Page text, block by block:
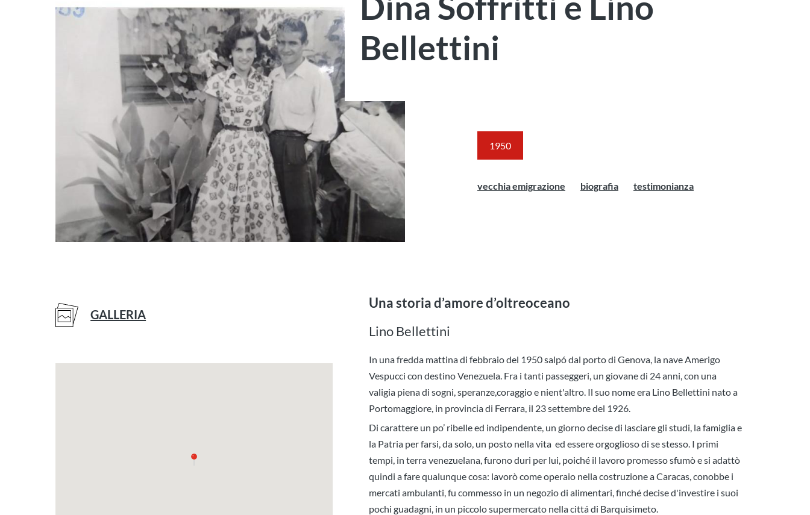
Bellettini
1950
vecchia emigrazione biografia testimonianza
GALLERIA
Una storia d’amore d’oltreoceano
Lino Bellettini
In una fredda mattina di febbraio del 1950 salpó dal porto di Genova, la nave Amerigo
Vespucci con destino Venezuela. Fra i tanti passeggeri, un giovane di 24 anni, con una
valigia piena di sogni, speranze,coraggio e nient'altro. Il suo nome era Lino Bellettini nato a
Portomaggiore, in provincia di Ferrara, il 23 settembre del 1926.
Di carattere un po’ ribelle ed indipendente, un giorno decise di lasciare gli studi, la famiglia e
la Patria per farsi, da solo, un posto nella vita ed essere orgoglioso di se stesso. I primi
tempi, in terra venezuelana, furono duri per lui, poiché il lavoro promesso sfumò e si adattò
quindi a fare qualunque cosa: lavorò come operaio nella costruzione a Caracas, conobbe i
mercati ambulanti, fu commesso in un negozio di alimentari, finché decise d'investire i suoi
pochi guadagni, in un piccolo supermercato nella cittá di Barquisimeto.